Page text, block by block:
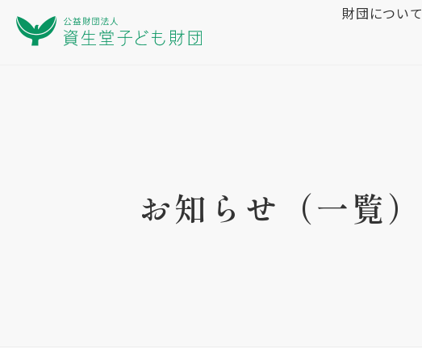
財団について
お知らせ（一覧）